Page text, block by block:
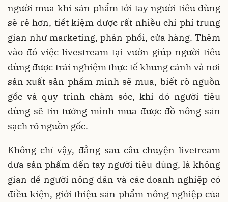
người mua khi sản phẩm tới tay người tiêu dùng
sẽ rẻ hơn, tiết kiệm được rất nhiều chi phí trung
gian như marketing, phân phối, cửa hàng. Thêm
vào đó việc livestream tại vườn giúp người tiêu
dùng được trải nghiệm thực tế khung cảnh và nơi
sản xuất sản phẩm mình sẽ mua, biết rõ nguồn
gốc và quy trình chăm sóc, khi đó người tiêu
dùng sẽ tin tưởng mình mua được đồ nông sản
sạch rõ nguồn gốc.
Không chỉ vậy, đằng sau câu chuyện livetream
đưa sản phẩm đến tay người tiêu dùng, là không
gian để người nông dân và các doanh nghiệp có
điều kiện, giới thiệu sản phẩm nông nghiệp của